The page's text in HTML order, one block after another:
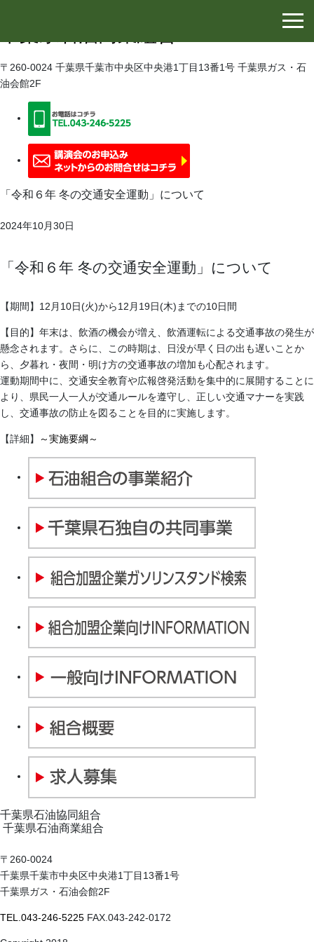
〒260-0024 千葉県千葉市中央区中央港1丁目13番1号 千葉県ガス・石
油会館2F
「令和６年 冬の交通安全運動」について
2024年10月30日
「令和６年 冬の交通安全運動」について
【期間】12月10日(火)から12月19日(木)までの10日間
【目的】年末は、飲酒の機会が増え、飲酒運転による交通事故の発生が
懸念されます。さらに、この時期は、日没が早く日の出も遅いことか
ら、夕暮れ・夜間・明け方の交通事故の増加も心配されます。
運動期間中に、交通安全教育や広報啓発活動を集中的に展開することに
より、県民一人一人が交通ルールを遵守し、正しい交通マナーを実践
し、交通事故の防止を図ることを目的に実施します。
【詳細】 ～実施要綱～
千葉県石油協同組合
千葉県石油商業組合
〒260-0024
千葉県千葉市中央区中央港1丁目13番1号
千葉県ガス・石油会館2F
TEL.043-246-5225 FAX.043-242-0172